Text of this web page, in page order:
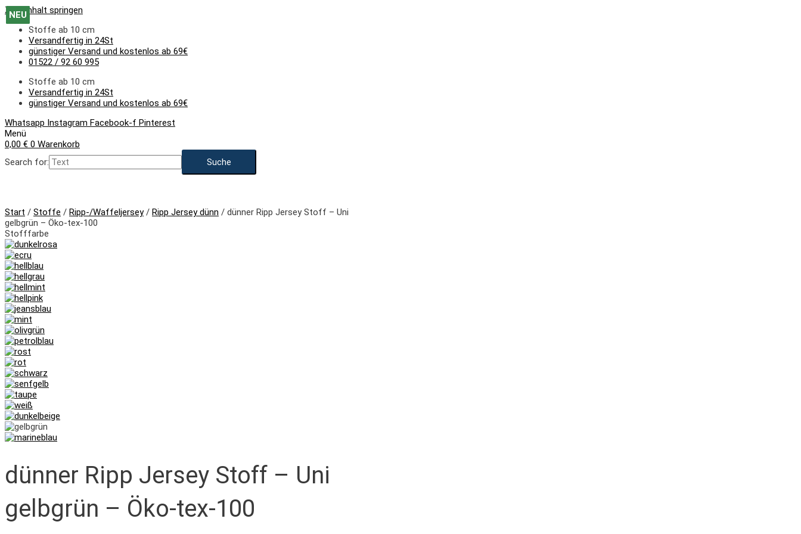
Zum Inhalt springen
Stoffe ab 10 cm
Versandfertig in 24St
günstiger Versand und kostenlos ab 69€
01522 / 92 60 995
Stoffe ab 10 cm
Versandfertig in 24St
günstiger Versand und kostenlos ab 69€
Whatsapp Instagram Facebook-f Pinterest
Menü
0,00 € 0 Warenkorb
Search for:
Start / Stoffe / Ripp-/Waffeljersey/ Ripp Jersey dünn / dünner Ripp Jersey Stoff – Uni
gelbgrün – Öko-tex-100
Stofffarbe
dünner Ripp Jersey Stoff – Uni
gelbgrün – Öko-tex-100
NEU
NEU
NEU
NEU
NEU
NEU
NEU
NEU
NEU
NEU
NEU
NEU